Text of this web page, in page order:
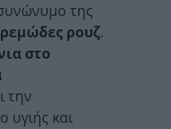
της
ρουζ.
στο
την
υγιής και